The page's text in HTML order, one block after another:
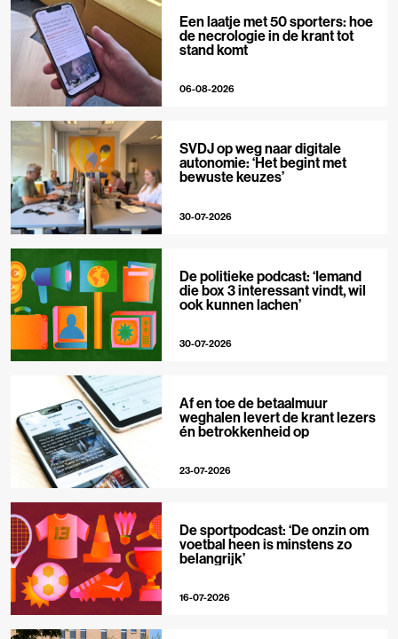
Een laatje met 50 sporters: hoe
de necrologie in de krant tot
stand komt
06-08-2026
SVDJ op weg naar digitale
autonomie: ‘Het begint met
bewuste keuzes’
30-07-2026
De politieke podcast: ‘Iemand
die box 3 interessant vindt, wil
ook kunnen lachen’
30-07-2026
Af en toe de betaalmuur
weghalen levert de krant lezers
én betrokkenheid op
23-07-2026
De sportpodcast: ‘De onzin om
voetbal heen is minstens zo
belangrijk’
16-07-2026